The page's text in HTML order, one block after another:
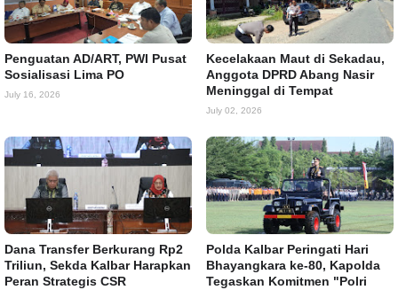
Penguatan AD/ART, PWI Pusat
Sosialisasi Lima PO
July 16, 2026
Kecelakaan Maut di Sekadau,
Anggota DPRD Abang Nasir
Meninggal di Tempat
July 02, 2026
Dana Transfer Berkurang Rp2
Triliun, Sekda Kalbar Harapkan
Peran Strategis CSR
Polda Kalbar Peringati Hari
Bhayangkara ke-80, Kapolda
Tegaskan Komitmen "Polri